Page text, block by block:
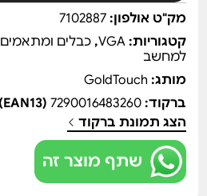
מק"ט אולפון:7102887
קטגוריות:VGA
,כבלים ומתאמים
למחשב
מותג: GoldTouch
ברקוד:7290016483260
(EAN13)
הצג תמונת ברקוד
שתף מוצר זה